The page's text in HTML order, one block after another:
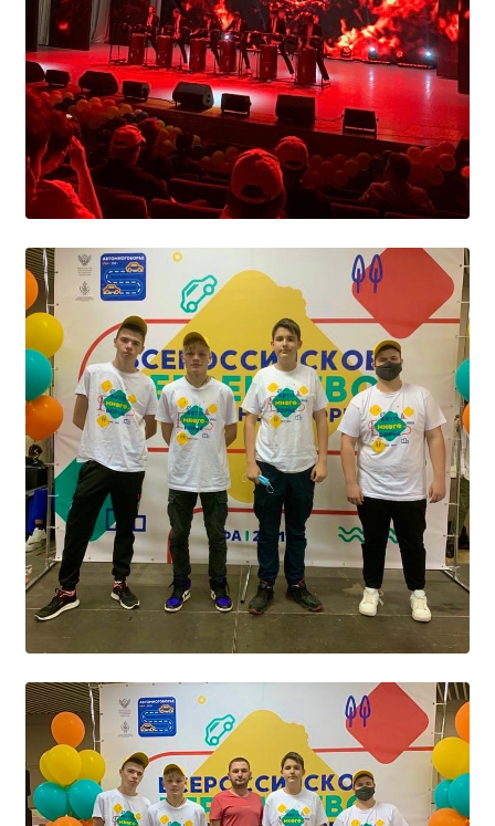
Структура и органы управления образовательной
организацией
Документы
Образование
Образовательные стандарты и требования
Руководство
Педагогический состав
оснащенность образовательного процесса.
Доступная среда
Стипендии и меры поддержки обучающихся
Платные образовательные услуги
Финансово-хозяйственная деятельность
Вакантные места для приёма (перевода)
Международное сотрудничество
Организация питания в образовательной
организации
УЧЕБНАЯ РАБОТА
Расписание занятий
Заочное отделение
Локальные акты
ВОСПИТАТЕЛЬНАЯ РАБОТА
Безопасность на железной дороге
ГТО
Дополнительное образование